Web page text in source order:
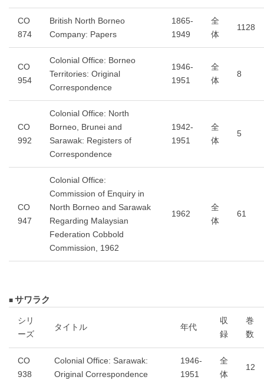
CO
874
British North Borneo
Company: Papers
1865-
1949
全
体
1128
CO
954
Colonial Office: Borneo
Territories: Original
Correspondence
1946-
1951
全
体
8
CO
992
Colonial Office: North
Borneo, Brunei and
Sarawak: Registers of
Correspondence
1942-
1951
全
体
5
CO
947
Colonial Office:
Commission of Enquiry in
North Borneo and Sarawak
Regarding Malaysian
Federation Cobbold
Commission, 1962
1962
全
体
61
サワラク
シリ
ーズ
タイトル 年代
収
録
巻
数
CO
938
Colonial Office: Sarawak:
Original Correspondence
1946-
1951
全
体
12